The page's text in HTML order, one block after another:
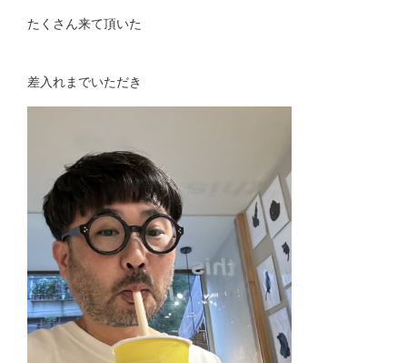
たくさん来て頂いた
差入れまでいただき